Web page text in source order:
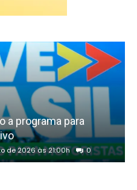
a programa para
de 2026 às 21:00h 0